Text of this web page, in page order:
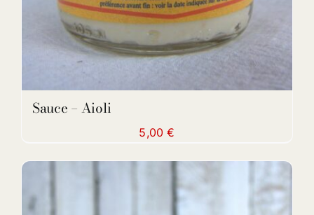
Sauce – Aioli
5,00€